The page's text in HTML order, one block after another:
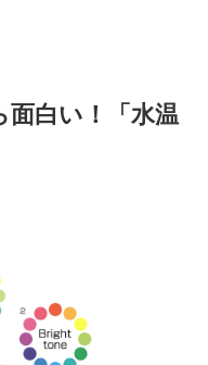
白い！「水温